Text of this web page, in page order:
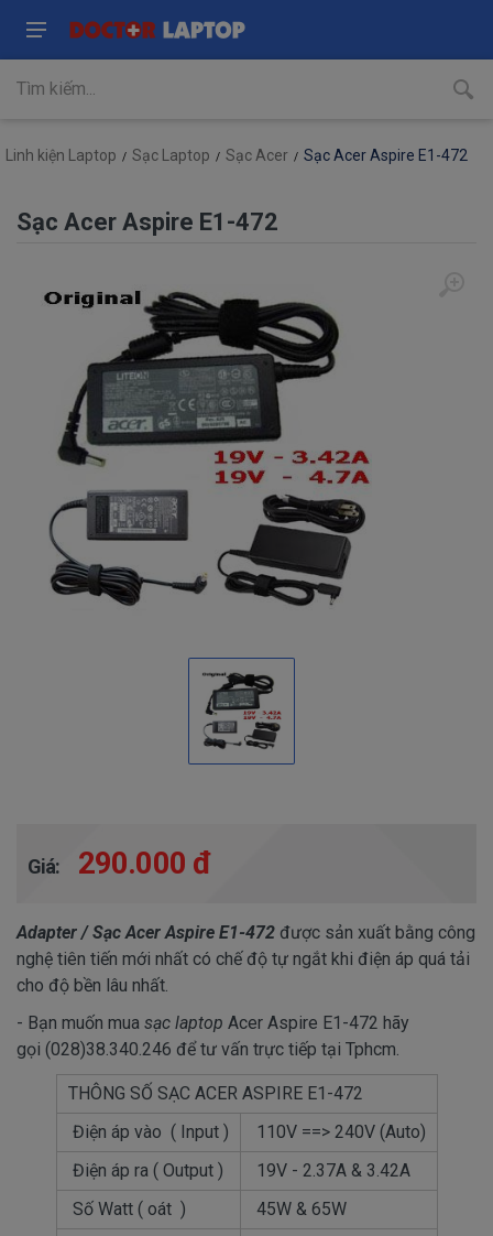
Linh kiện Laptop Sạc Laptop Sạc Acer Sạc Acer Aspire E1-472
Sạc Acer Aspire E1-472
Giá: 290.000 đ
Adapter / Sạc Acer Aspire E1-472 được sản xuất bằng công
nghệ tiên tiến mới nhất có chế độ tự ngắt khi điện áp quá tải
cho độ bền lâu nhất.
- Bạn muốn mua sạc laptop Acer Aspire E1-472 hãy
gọi (028)38.340.246 để tư vấn trực tiếp tại Tphcm.
THÔNG SỐ SẠC ACER ASPIRE E1-472
Điện áp vào ( Input )
110V ==> 240V (Auto)
Điện áp ra ( Output )
19V - 2.37A & 3.42A
Số Watt ( oát )
45W & 65W